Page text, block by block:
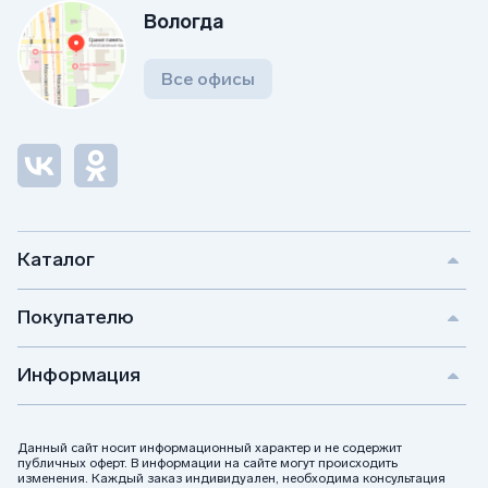
Каталог
Покупателю
Информация
Данный сайт носит информационный характер и не содержит
публичных оферт. В информации на сайте могут происходить
изменения. Каждый заказ индивидуален, необходима консультация
Вологда
Все офисы